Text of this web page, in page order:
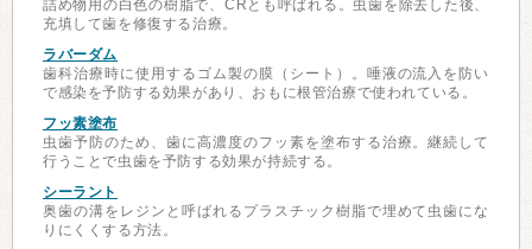
詰め物用の白色の樹脂で、CRとも呼ばれる。虫歯を除去した後、
充填して歯を修復する治療。
ラバーダム
歯科治療時に使用するゴム製の膜（シート）。唾液の流入を防い
で感染を予防する効果があり、おもに根管治療で使われている。
フッ素塗布
虫歯予防のため、歯に高濃度のフッ素を塗布する治療。継続して
行うことで虫歯を予防する効果が持続する。
シーラント
奥歯の溝をレジンと呼ばれるプラスチック樹脂で埋めて虫歯にな
りにくくする方法。